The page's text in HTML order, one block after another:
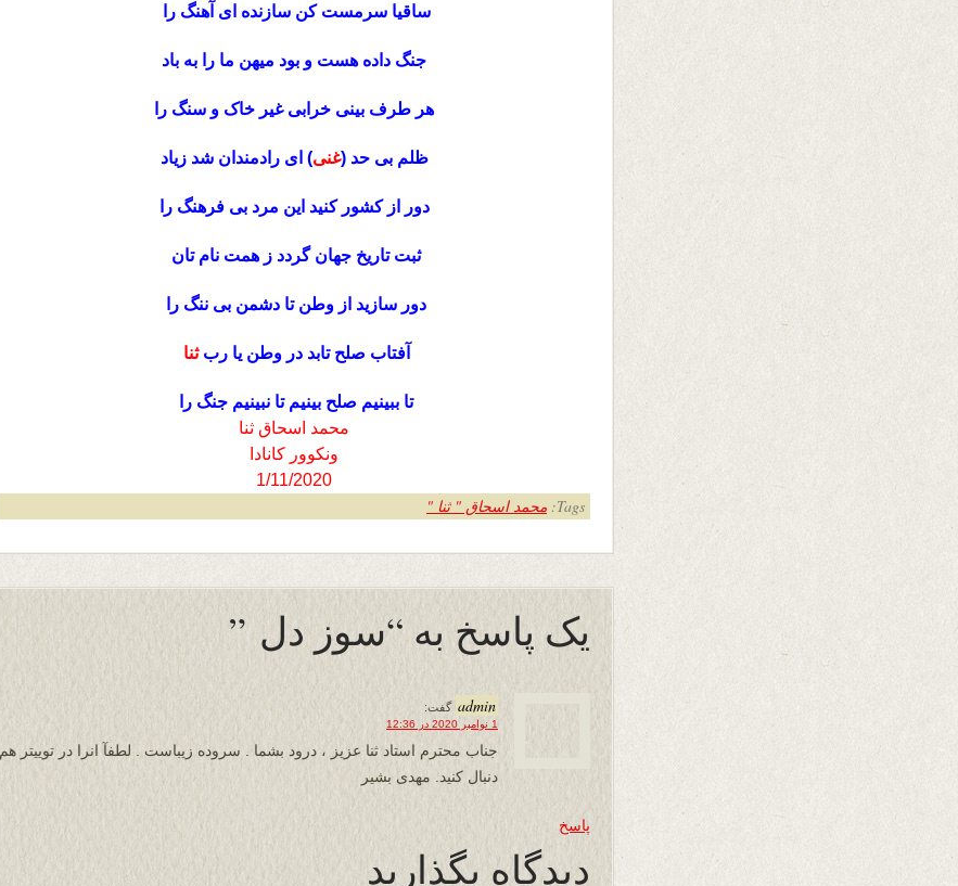
ساقیا سرمست کن سازنده ای آهنگ را
جنگ داده هست و بود میهن ما را به باد
هر طرف بینی خرابی غیر خاک و سنگ را
ظلم بی حد (غنی) ای رادمندان شد زیاد
دور از کشور کنید این مرد بی فرهنگ را
ثبت تاریخ جهان گردد ز همت نام تان
دور سازید از وطن تا دشمن بی ننگ را
آفتاب صلح تابد در وطن یا ربثنا
تا ببینیم صلح بینیم تا نبینیم جنگ را
محمد اسحاق ثنا
ونکوور کانادا
1/11/2020
Tags: محمد اسحاق " ثنا "
یک پاسخ به “سوز دل ”
admin گفت:
1 نوامبر 2020 در 12:36
جناب محترم استاد ثنا عزیز ، درود بشما . سروده زیباست . لطفآ انرا در توییتر هم
دنبال کنید. مهدی بشیر
پاسخ
دیدگاه بگذارید